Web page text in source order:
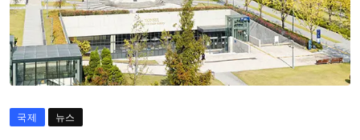
국제 뉴스